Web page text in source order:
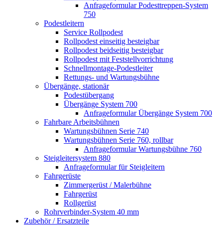
Anfrageformular Podesttreppen-System
750
Podestleitern
Service Rollpodest
Rollpodest einseitig besteigbar
Rollpodest beidseitig besteigbar
Rollpodest mit Feststellvorrichtung
Schnellmontage-Podestleiter
Rettungs- und Wartungsbühne
Übergänge, stationär
Podestübergang
Übergänge System 700
Anfrageformular Übergänge System 700
Fahrbare Arbeitsbühnen
Wartungsbühnen Serie 740
Wartungsbühnen Serie 760, rollbar
Anfrageformular Wartungsbühne 760
Steigleitersystem 880
Anfrageformular für Steigleitern
Fahrgerüste
Zimmergerüst / Malerbühne
Fahrgerüst
Rollgerüst
Rohrverbinder-System 40 mm
Zubehör / Ersatzteile